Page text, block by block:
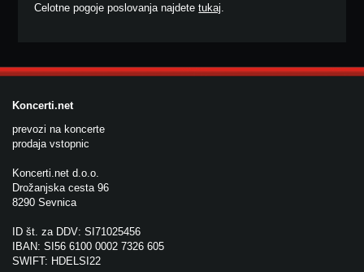
Celotne pogoje poslovanja najdetetukaj.
Koncerti.net
prevozi na koncerte
prodaja vstopnic
Koncerti.net d.o.o.
Drožanjska cesta 96
8290 Sevnica
ID št. za DDV: SI71025456
IBAN: SI56 6100 0002 7326 605
SWIFT: HDELSI22